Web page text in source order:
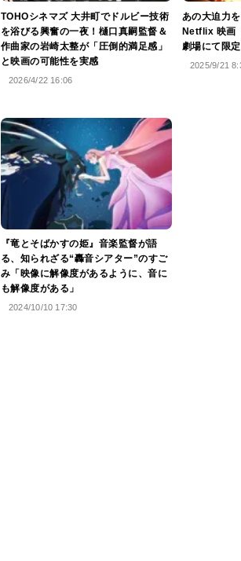
TOHOシネマズ 大井町でドルビー技術
を浴びる興奮の一夜！樋口真嗣監督＆
作曲家の岩崎太整が「圧倒的満足感」
と映画の可能性を実感
2026/4/22 16:06
あの大迫力
Netflix 映画
劇場にて限
2025/9/21
『竜とそばかすの姫』音楽監督が語
る、知られざる“轟音シアター”のすご
み「映像に解像度があるように、音に
も解像度がある」
2024/10/10 17:30